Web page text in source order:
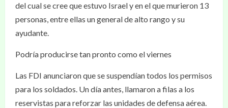
del cual se cree que estuvo Israel y en el que murieron 13
personas, entre ellas un general de alto rango y su
ayudante.
Podría producirse tan pronto como el viernes
Las FDI anunciaron que se suspendían todos los permisos
para los soldados. Un día antes, llamaron a filas a los
reservistas para reforzar las unidades de defensa aérea.